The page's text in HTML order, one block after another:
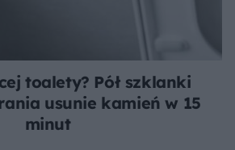
toalety? Pół szklanki
usunie kamień w 15
minut